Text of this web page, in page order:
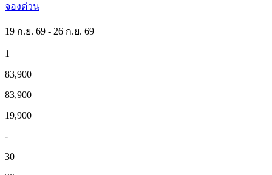
จองด่วน
19 ก.ย. 69 - 26 ก.ย. 69
1
83,900
83,900
19,900
-
30